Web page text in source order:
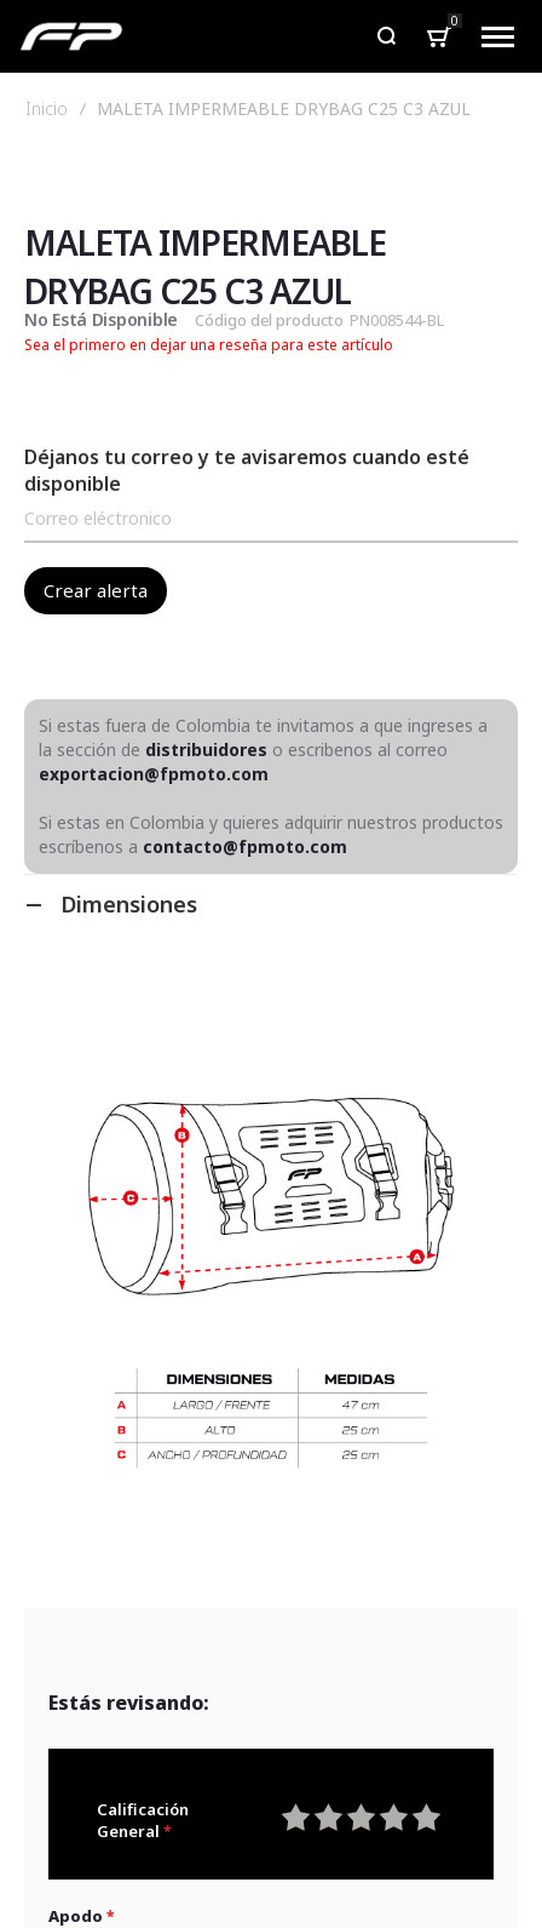
0
Inicio MALETA IMPERMEABLE DRYBAG C25 C3 AZUL
de
la
galería
de
imágenes
de
la
galería
de
imágenes
MALETA IMPERMEABLE
DRYBAG C25 C3 AZUL
No Está Disponible Código del producto PN008544-BL
Sea el primero en dejar una reseña para este artículo
Déjanos tu correo y te avisaremos cuando esté
disponible
Si estas fuera de Colombia te invitamos a que ingreses a
la sección de distribuidores o escribenos al correo
exportacion@fpmoto.com
Si estas en Colombia y quieres adquirir nuestros productos
escríbenos a contacto@fpmoto.com
Dimensiones
Estás revisando:
Calificación
General
Apodo